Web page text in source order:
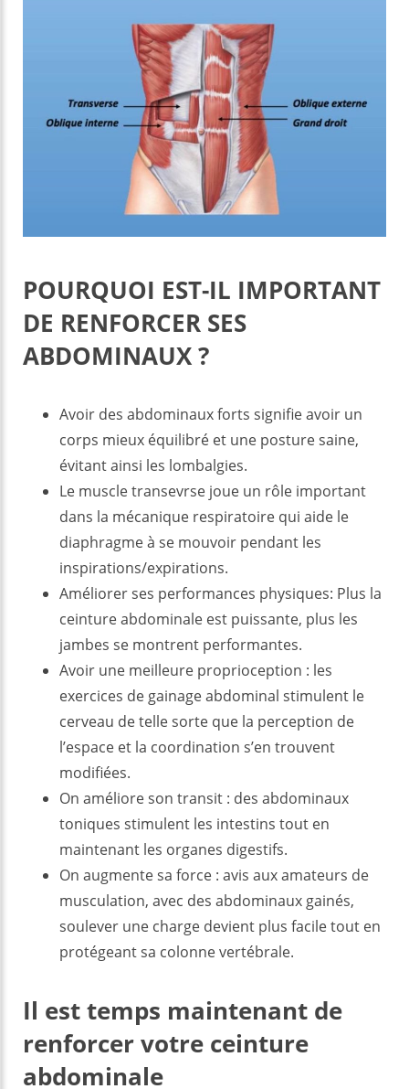
POURQUOI EST-IL IMPORTANT
DE RENFORCER SES
ABDOMINAUX ?
Avoir des abdominaux forts signifie avoir un
corps mieux équilibré et une posture saine,
évitant ainsi les lombalgies.
Le muscle transevrse joue un rôle important
dans la mécanique respiratoire qui aide le
diaphragme à se mouvoir pendant les
inspirations/expirations.
Améliorer ses performances physiques: Plus la
ceinture abdominale est puissante, plus les
jambes se montrent performantes.
Avoir une meilleure proprioception : les
exercices de gainage abdominal stimulent le
cerveau de telle sorte que la perception de
l’espace et la coordination s’en trouvent
modifiées.
On améliore son transit : des abdominaux
toniques stimulent les intestins tout en
maintenant les organes digestifs.
On augmente sa force : avis aux amateurs de
musculation, avec des abdominaux gainés,
soulever une charge devient plus facile tout en
protégeant sa colonne vertébrale.
Il est temps maintenant de
renforcer votre ceinture
abdominale